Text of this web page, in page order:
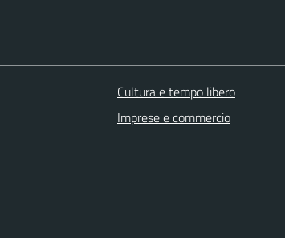
Cultura e tempo libero
Imprese e commercio